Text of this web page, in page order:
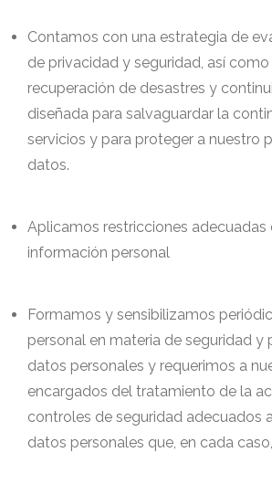
Contamos con una estrategia de
de privacidad y seguridad, así
recuperación de desastres y
diseñada para salvaguardar la
servicios y para proteger a nuestro
datos.
Aplicamos restricciones adecuadas
información personal
Formamos y sensibilizamos
personal en materia de seguridad y
datos personales y requerimos a
encargados del tratamiento de la
controles de seguridad adecuados
datos personales que, en cada